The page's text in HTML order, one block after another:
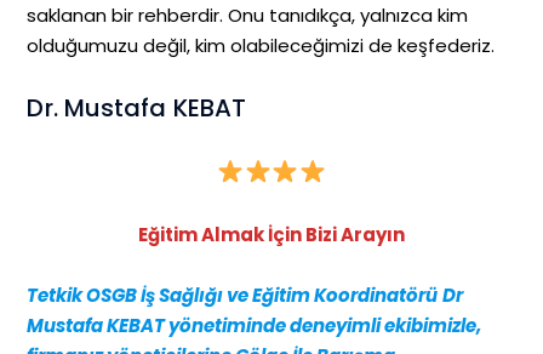
saklanan bir rehberdir. Onu tanıdıkça, yalnızca kim
olduğumuzu değil, kim olabileceğimizi de keşfederiz.
Dr. Mustafa KEBAT
Eğitim Almak İçin Bizi Arayın
Tetkik OSGB İş Sağlığı ve Eğitim Koordinatörü Dr
Mustafa KEBAT yönetiminde deneyimli ekibimizle,